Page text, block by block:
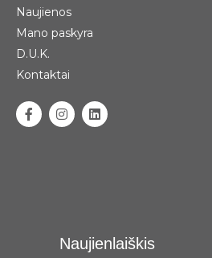
Naujienos
Mano paskyra
D.U.K.
Kontaktai